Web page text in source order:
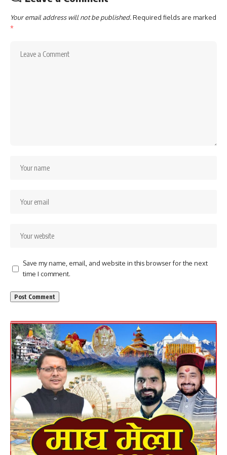
Your email address will not be published.Required fields are marked
*
Save my name, email, and website in this browser for the next
time I comment.